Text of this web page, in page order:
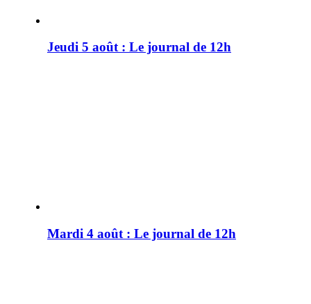
Jeudi 5 août : Le journal de 12h
Mardi 4 août : Le journal de 12h